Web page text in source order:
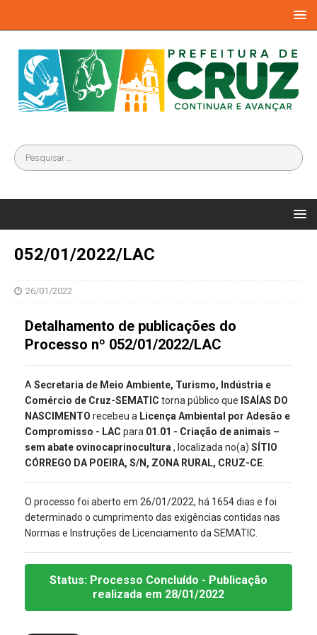
052/01/2022/LAC
26/01/2022
Detalhamento de publicações do
Processo nº 052/01/2022/LAC
A Secretaria de Meio Ambiente, Turismo, Indústria e
Comércio de Cruz-SEMATIC torna público que ISAÍAS DO
NASCIMENTO recebeu a Licença Ambiental por Adesão e
Compromisso - LAC para 01.01 - Criação de animais –
sem abate ovinocaprinocultura , localizada no(a) SÍTIO
CÓRREGO DA POEIRA, S/N, ZONA RURAL, CRUZ-CE
O processo foi aberto em 26/01/2022, há 1654 dias e foi
determinado o cumprimento das exigências contidas nas
Normas e Instruções de Licenciamento da SEMATIC.
Status: Processo Concluído - Publicação
realizada em 28/01/2022